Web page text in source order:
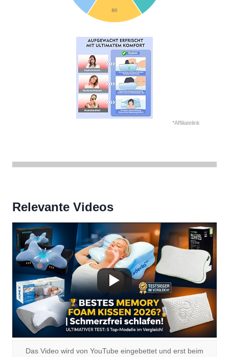
*Affiliatelink
Relevante Videos
Das Video wird von YouTube eingebettet und erst beim